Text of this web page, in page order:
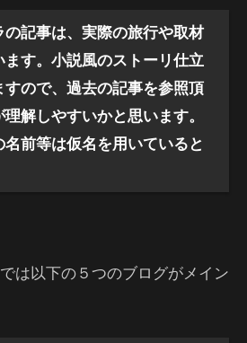
記事は、実際の旅行や取材
す。小説風のストーリ仕立
ので、過去の記事を参照頂
解しやすいかと思います。
前等は仮名を用いていると
は以下の５つのブログがメイン